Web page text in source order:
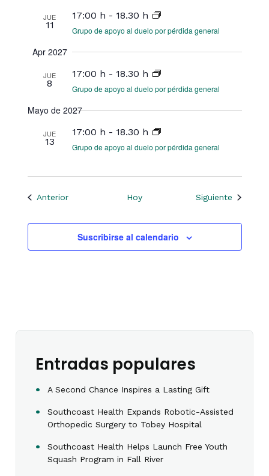
JUE
11
17:00 h - 18.30 h
Grupo de apoyo al duelo por pérdida general
Apr 2027
JUE
8
17:00 h - 18.30 h
Grupo de apoyo al duelo por pérdida general
Mayo de 2027
JUE
13
17:00 h - 18.30 h
Grupo de apoyo al duelo por pérdida general
AnteriorEventos Hoy Siguiente Eventos
Suscribirse al calendario
Entradas populares
A Second Chance Inspires a Lasting Gift
Southcoast Health Expands Robotic-Assisted
Orthopedic Surgery to Tobey Hospital
Southcoast Health Helps Launch Free Youth
Squash Program in Fall River